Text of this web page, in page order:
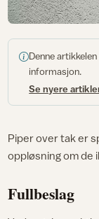
Denne
informasjon.
Se nyere
Piper over tak er
oppløsning om de
Fullbeslag